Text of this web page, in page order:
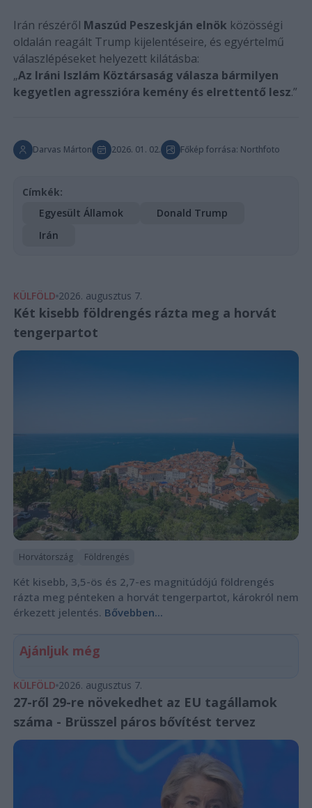
Irán részéről Maszúd Peszeskján elnök közösségi
oldalán reagált Trump kijelentéseire, és egyértelmű
válaszlépéseket helyezett kilátásba:
„Az Iráni Iszlám Köztársaság válasza bármilyen
kegyetlen agresszióra kemény és elrettentő lesz.”
Darvas Márton 2026. 01. 02. Főkép forrása: Northfoto
Címkék:
Egyesült Államok
Donald Trump
Irán
KÜLFÖLD 2026. augusztus 7.
Két kisebb földrengés rázta meg a horvát
tengerpartot
Horvátország Földrengés
Két kisebb, 3,5-ös és 2,7-es magnitúdójú földrengés
rázta meg pénteken a horvát tengerpartot, károkról nem
érkezett jelentés. Bővebben...
Ajánljuk még
KÜLFÖLD 2026. augusztus 7.
27-ről 29-re növekedhet az EU tagállamok
száma - Brüsszel páros bővítést tervez